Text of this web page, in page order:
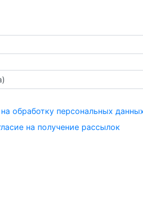
на обработку персональных
на получение рассылок